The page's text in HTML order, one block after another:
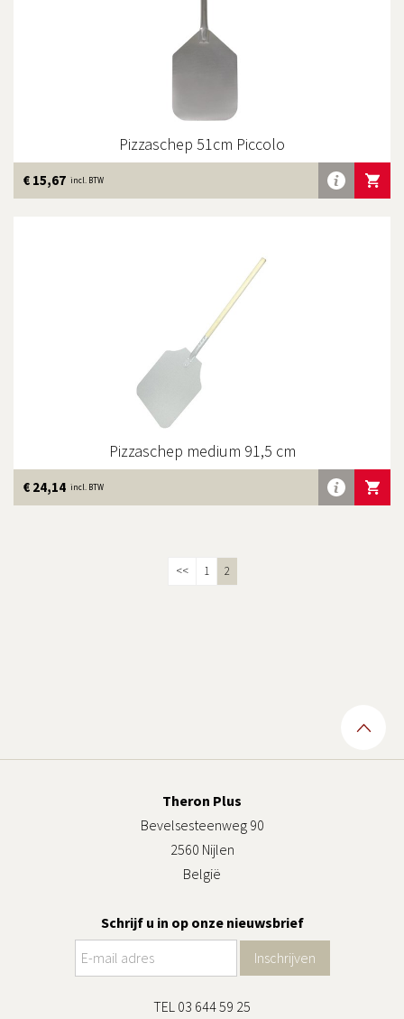
Pizzaschep 51cm Piccolo
€ 15,67 incl. BTW
Meer
info
IN
Pizzaschep medium 91,5 cm
€ 24,14 incl. BTW
Meer
info
IN
<< 1 2
Theron Plus
Bevelsesteenweg 90
2560 Nijlen
België
Schrijf u in op onze nieuwsbrief
TEL 03 644 59 25